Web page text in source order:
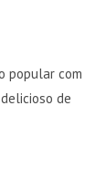
popular com
de